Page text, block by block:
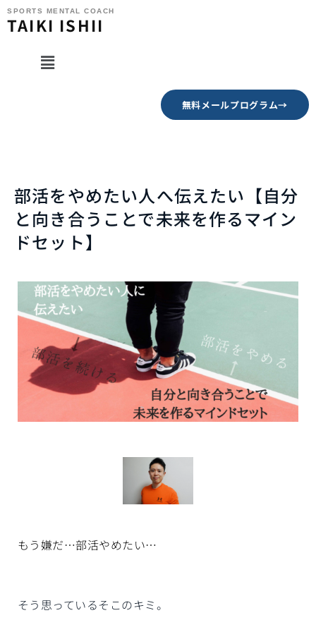
SPORTS MENTAL COACH
TAIKI ISHII
無料メールプログラム→
部活をやめたい人へ伝えたい【自分
と向き合うことで未来を作るマイン
ドセット】
もう嫌だ…部活やめたい…
そう思っているそこのキミ。